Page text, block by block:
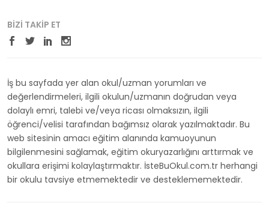
BIZI TAKIP ET
İş bu sayfada yer alan okul/uzman yorumları ve
değerlendirmeleri, ilgili okulun/uzmanın doğrudan veya
dolaylı emri, talebi ve/veya ricası olmaksızın, ilgili
öğrenci/velisi tarafından bağımsız olarak yazılmaktadır. Bu
web sitesinin amacı eğitim alanında kamuoyunun
bilgilenmesini sağlamak, eğitim okuryazarlığını arttırmak ve
okullara erişimi kolaylaştırmaktır. İsteBuOkul.com.tr herhangi
bir okulu tavsiye etmemektedir ve desteklememektedir.